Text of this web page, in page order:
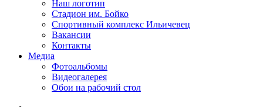
Наш логотип
Стадион им. Бойко
Спортивный комплекс Ильичевец
Вакансии
Контакты
Медиа
Фотоальбомы
Видеогалерея
Обои на рабочий стол